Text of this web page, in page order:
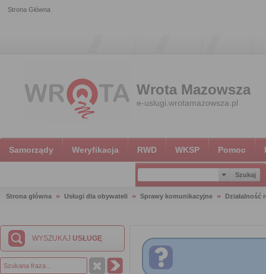
Strona Główna
Wrota Mazowsza
e-uslugi.wrotamazowsza.pl
Samorządy Weryfikacja RWD WKSP Pomoc
Strona główna Usługi dla obywateli Sprawy komunikacyjne Działalność
WYSZUKAJ USŁUGĘ